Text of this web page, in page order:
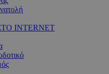
INTERNET